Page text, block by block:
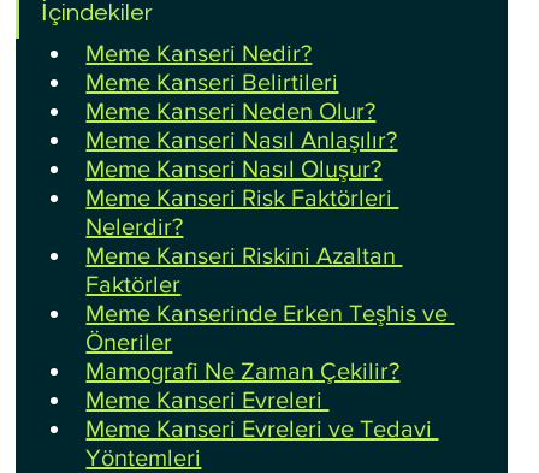
İçindekiler
Meme Kanseri Nedir?
Meme Kanseri Belirtileri
Meme Kanseri Neden Olur?
Meme Kanseri Nasıl Anlaşılır?
Meme Kanseri Nasıl Oluşur?
Meme Kanseri Risk Faktörleri
Nelerdir?
Meme Kanseri Riskini Azaltan
Faktörler
Meme Kanserinde Erken Teşhis ve
Öneriler
Mamografi Ne Zaman Çekilir?
Meme Kanseri Evreleri
Meme Kanseri Evreleri ve Tedavi
Yöntemleri